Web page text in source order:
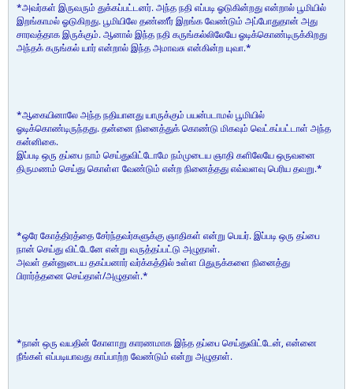
*அவர்கள் இருவரும் துக்கப்பட்டனர். அந்த நதி எப்படி ஓடுகின்றது என்றால் பூமியில்
இறங்காமல் ஓடுகிறது. பூமியிலே தண்ணீர் இறங்க வேண்டும் அப்போதுதான் அது
சாரவத்தாக இருக்கும். ஆனால் இந்த நதி கருங்கல்லிலேயே ஓடிக்கொண்டிருக்கிறது
அந்தக் கருங்கல் யார் என்றால் இந்த அமாவசு என்கின்ற யுவா.*
*ஆகையினாலே அந்த நதியானது யாருக்கும் பயன்படாமல் பூமியில்
ஓடிக்கொண்டிருந்தது. தன்னை நினைத்துக் கொண்டு மிகவும் வெட்கப்பட்டாள் அந்த
கன்னிகை.
இப்படி ஒரு தப்பை நாம் செய்துவிட்டோமே நம்முடைய ஞாதி களிலேயே ஒருவனை
திருமணம் செய்து கொள்ள வேண்டும் என்ற நினைத்தது எவ்வளவு பெரிய தவறு.*
*ஒரே கோத்திரத்தை சேர்ந்தவர்களுக்கு ஞாதிகள் என்று பெயர். இப்படி ஒரு தப்பை
நான் செய்து விட்டேனே என்று வருத்தப்பட்டு அழுதாள்.
அவள் தன்னுடைய தகப்பனார் வர்க்கத்தில் உள்ள பிதுருக்களை நினைத்து
பிரார்த்தனை செய்தாள்/அழுதாள்.*
*நான் ஒரு வயதின் கோளாறு காரணமாக இந்த தப்பை செய்துவிட்டேன், என்னை
நீங்கள் எப்படியாவது காப்பாற்ற வேண்டும் என்று அழுதாள்.